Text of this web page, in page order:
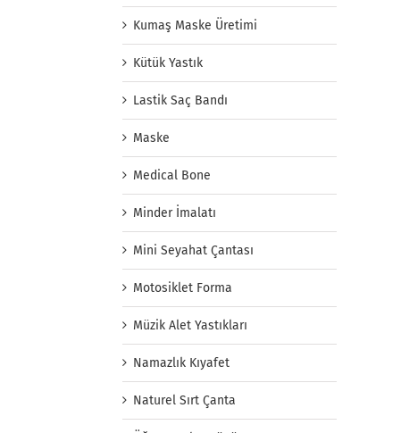
Kumaş Maske Üretimi
Kütük Yastık
Lastik Saç Bandı
Maske
Medical Bone
Minder İmalatı
Mini Seyahat Çantası
Motosiklet Forma
Müzik Alet Yastıkları
Namazlık Kıyafet
Naturel Sırt Çanta